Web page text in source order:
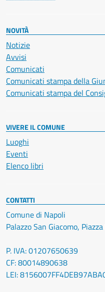
NOVITÀ
Notizie
Avvisi
Comunicati
Comunicati stampa della
Comunicati stampa del
VIVERE IL COMUNE
Luoghi
Eventi
Elenco libri
CONTATTI
Comune di Napoli
Palazzo San Giacomo,
P. IVA: 01207650639
CF: 80014890638
LEI: